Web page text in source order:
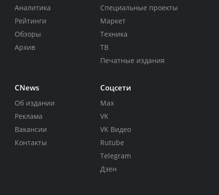
Аналитика
Рейтинги
Обзоры
Архив
Специальные проекты
Маркет
Техника
ТВ
Печатные издания
CNews
Об издании
Реклама
Вакансии
Контакты
Соцсети
Max
VK
VK Видео
Rutube
Telegram
Дзен